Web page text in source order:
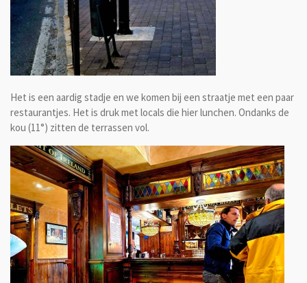
Het is een aardig stadje en we komen bij een straatje met een paar
restaurantjes. Het is druk met locals die hier lunchen. Ondanks de
kou (11°) zitten de terrassen vol.